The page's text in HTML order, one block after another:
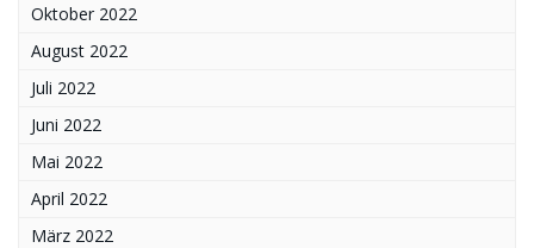
Oktober 2022
August 2022
Juli 2022
Juni 2022
Mai 2022
April 2022
März 2022